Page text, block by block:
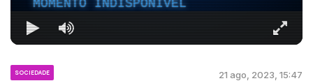
MOMENTO INDISPONÍVEL
SOCIEDADE 21 ago, 2023, 15:47